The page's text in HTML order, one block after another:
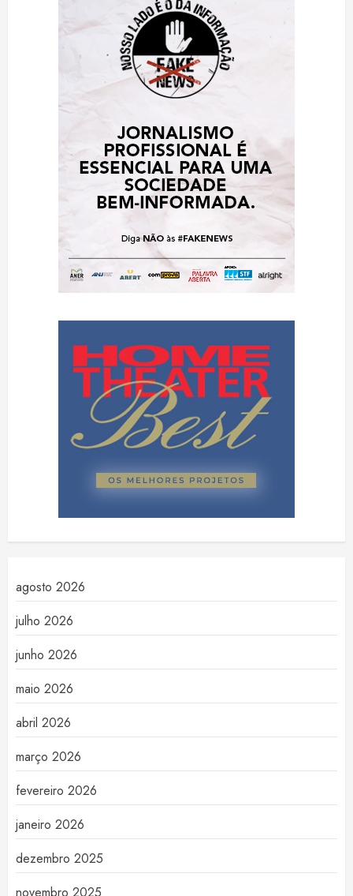
agosto 2026
julho 2026
junho 2026
maio 2026
abril 2026
março 2026
fevereiro 2026
janeiro 2026
dezembro 2025